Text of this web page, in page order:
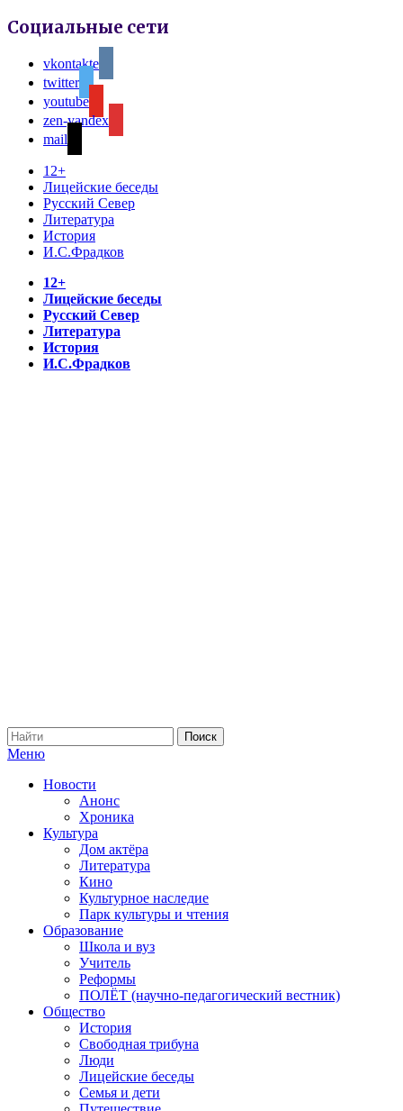
Социальные сети
vkontakte
twitter
youtube
zen-yandex
mail
12+
Лицейские беседы
Русский Север
Литература
История
И.С.Фрадков
12+
Лицейские беседы
Русский Север
Литература
История
И.С.Фрадков
Меню
Новости
Анонс
Хроника
Культура
Дом актёра
Литература
Кино
Культурное наследие
Парк культуры и чтения
Образование
Школа и вуз
Учитель
Реформы
ПОЛЁТ (научно-педагогический вестник)
Общество
История
Свободная трибуна
Люди
Лицейские беседы
Семья и дети